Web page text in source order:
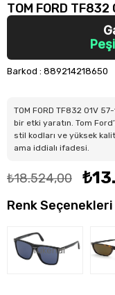
TOM FORD
Barkod : 889214218650
TOM FORD TF832 01V
bir etki yaratın. Tom
stil kodları ve yüksek
ama iddialı ifadesi.
₺18.524,00
Renk Seçenekleri
Tükendi